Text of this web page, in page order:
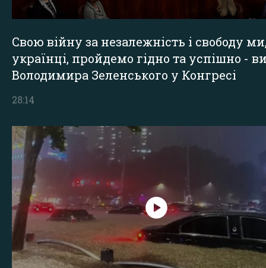
Свою війну за незалежність і свободу
українці, пройдемо гідно та успішно -
Володимира Зеленського у Конгресі
28:14